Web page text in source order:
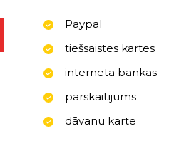
Paypal
tiešsaistes kartes
interneta bankas
pārskaitījums
dāvanu karte